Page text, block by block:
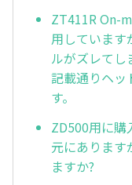
ZT411R On-
用しています
ルがズレてし
記載通りヘッ
す。
ZD500用に購
元にあります
ますか?